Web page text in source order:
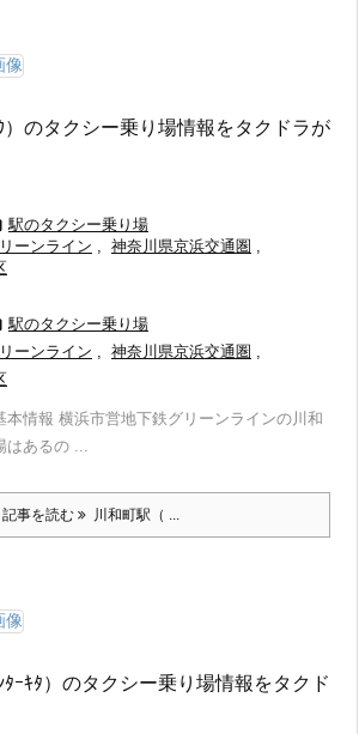
）のタクシー乗り場情報をタクドラが
駅のタクシー乗り場
ーンライン , 神奈川県京浜交通圏 ,
駅のタクシー乗り場
ーンライン , 神奈川県京浜交通圏 ,
本情報 横浜市営地下鉄グリーンラインの川和
はあるの ...
記事を読む 川和町駅（ ...
ｰｷﾀ）のタクシー乗り場情報をタクド